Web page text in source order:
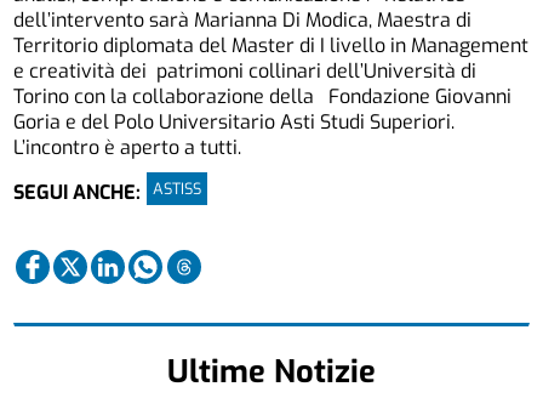
dell’intervento sarà Marianna Di Modica, Maestra di
Territorio diplomata del Master di I livello in Management
e creatività dei patrimoni collinari dell’Università di
Torino con la collaborazione della Fondazione Giovanni
Goria e del Polo Universitario Asti Studi Superiori.
L’incontro è aperto a tutti.
SEGUI ANCHE:
ASTISS
Ultime Notizie